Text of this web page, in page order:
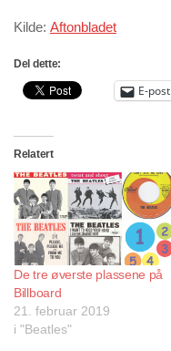
Kilde: Aftonbladet
Del dette:
E-post
Relatert
De tre øverste plassene på
Billboard
21. februar 2019
i "Beatles"